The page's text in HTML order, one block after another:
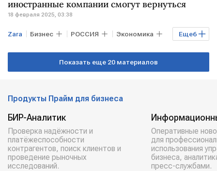
Сергей Лавров
иностранные компании смогут вернуться
18 февраля 2025, 03:38
Еще6
Zara Бизнес РОССИЯ Экономика
МОСКВА Петербург
Александр Шохин
Показать еще 20 материалов
Продукты Прайм для бизнеса
БИР-Аналитик
Проверка надёжности и
платёжеспособности
контрагентов, поиск клиентов и
проведение рыночных
исследований.
Оперативные
для
использования
бизнеса,
пресс-службами.